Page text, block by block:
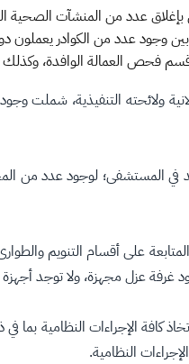
بإغلاق عدد من المنشآت
بين وجود عدد من الكوادر
فحص العمالة الوافدة،
ولائحته التنفيذية، شملت
في المستشفى؛ لوجود عدد من
عام للإشراف والمتابعة على أقسام
عزل مجهزة، ولا توجد أجهزة
كافة الإجراءات النظامية
النظامية.